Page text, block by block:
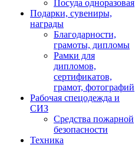
Посуда одноразовая
Подарки, сувениры,
награды
Благодарности,
грамоты, дипломы
Рамки для
дипломов,
сертификатов,
грамот, фотографий
Рабочая спецодежда и
СИЗ
Средства пожарной
безопасности
Техника